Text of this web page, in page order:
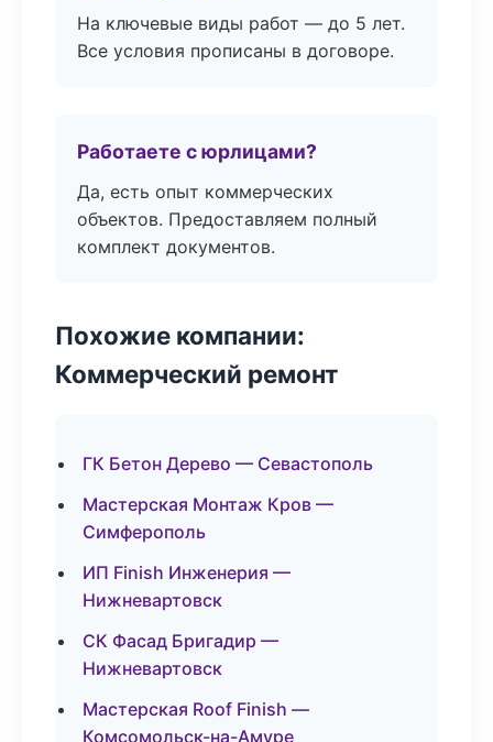
На ключевые виды работ — до 5 лет.
Все условия прописаны в договоре.
Работаете с юрлицами?
Да, есть опыт коммерческих
объектов. Предоставляем полный
комплект документов.
Похожие компании:
Коммерческий ремонт
ГК Бетон Дерево — Севастополь
Мастерская Монтаж Кров —
Симферополь
ИП Finish Инженерия —
Нижневартовск
СК Фасад Бригадир —
Нижневартовск
Мастерская Roof Finish —
Комсомольск-на-Амуре